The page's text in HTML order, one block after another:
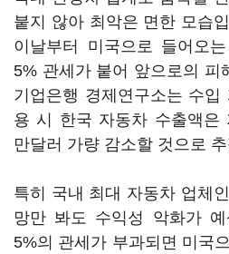
붙지 않아 최악은 면한 모습
이날부터 미국으로 들어오
5% 관세가 붙어 앞으로의 피
기업은행 경제연구소는 수
용 시 한국 자동차 수출액은
만달러 가량 감소할 것으로
특히 국내 최대 자동차 업체
망만 봐도 수익성 악화가
5%의 관세가 부과되면 미국